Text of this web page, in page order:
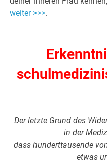
weiter >>>.
Der letzte Grund des
in der
dass hunderttausende
etwas